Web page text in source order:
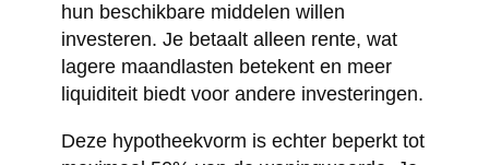
hun beschikbare middelen willen
investeren. Je betaalt alleen rente, wat
lagere maandlasten betekent en meer
liquiditeit biedt voor andere investeringen.
Deze hypotheekvorm is echter beperkt tot